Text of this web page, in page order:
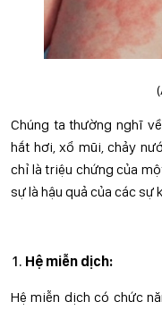
Chúng ta thường nghĩ
hắt hơi, xổ mũi, chảy
chỉ là triệu chứng của
sự là hậu quả của các sự
Hệ miễn dịch:
Hệ miễn dịch có chức